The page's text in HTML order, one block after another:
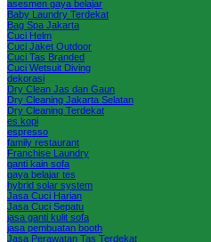
asesmen gaya belajar
Baby Laundry Terdekat
Bag Spa Jakarta
Cuci Helm
Cuci Jaket Outdoor
Cuci Tas Branded
Cuci Wetsuit Diving
dekorasi
Dry Clean Jas dan Gaun
Dry Cleaning Jakarta Selatan
Dry Cleaning Terdekat
es kopi
espresso
family restaurant
Franchise Laundry
ganti kain sofa
gaya belajar tes
hybrid solar system
Jasa Cuci Harian
Jasa Cuci Sepatu
jasa ganti kulit sofa
jasa pembuatan booth
Jasa Perawatan Tas Terdekat